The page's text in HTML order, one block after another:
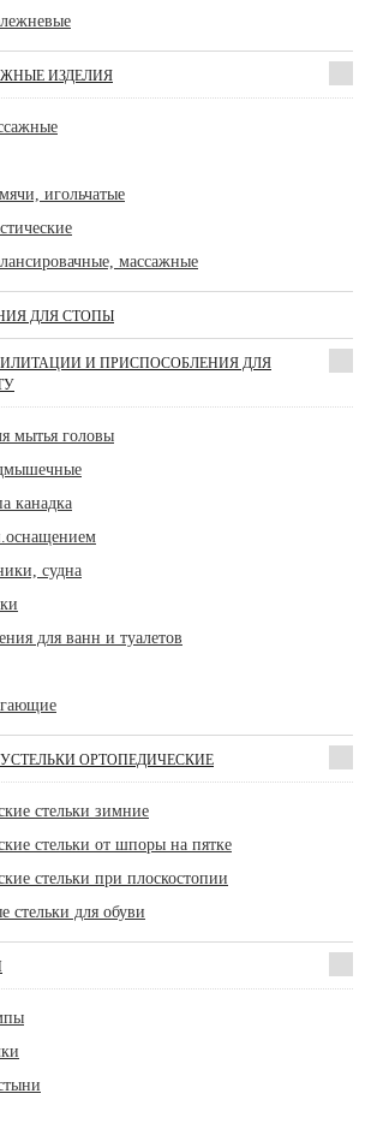
ИЗДЕЛИЯ
игольчатые
массажные
ДЛЯ СТОПЫ
И ПРИСПОСОБЛЕНИЯ ДЛЯ
мытья головы
канадка
судна
для ванн и туалетов
ОРТОПЕДИЧЕСКИЕ
стельки зимние
стельки от шпоры на пятке
стельки при плоскостопии
стельки для обуви